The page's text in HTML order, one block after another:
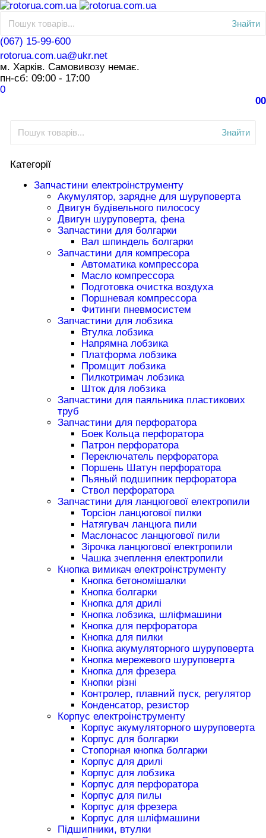
Знайти
(067) 15-99-600
rotorua.com.ua@ukr.net
м. Харків. Самовивозу немає.
пн-сб: 09:00 - 17:00
0
00
Знайти
Категорії
Запчастини електроінструменту
Акумулятор, зарядне для шуруповерта
Двигун будівельного пилососу
Двигун шуруповерта, фена
Запчастини для болгарки
Вал шпиндель болгарки
Запчастини для компресора
Автоматика компрессора
Масло компрессора
Подготовка очистка воздуха
Поршневая компрессора
Фитинги пневмосистем
Запчастини для лобзика
Втулка лобзика
Напрямна лобзика
Платформа лобзика
Промщит лобзика
Пилкотримач лобзика
Шток для лобзика
Запчастини для паяльника пластикових
труб
Запчастини для перфоратора
Боек Кольца перфоратора
Патрон перфоратора
Переключатель перфоратора
Поршень Шатун перфоратора
Пьяный подшипник перфоратора
Ствол перфоратора
Запчастини для ланцюгової електропили
Торсіон ланцюгової пилки
Натягувач ланцюга пили
Маслонасос ланцюгової пили
Зірочка ланцюгової електропили
Чашка зчеплення електропили
Кнопка вимикач електроінструменту
Кнопка бетономішалки
Кнопка болгарки
Кнопка для дрилі
Кнопка лобзика, шліфмашини
Кнопка для перфоратора
Кнопка для пилки
Кнопка акумуляторного шуруповерта
Кнопка мережевого шуруповерта
Кнопка для фрезера
Кнопки різні
Контролер, плавний пуск, регулятор
Конденсатор, резистор
Корпус електроінструменту
Корпус акумуляторного шуруповерта
Корпус для болгарки
Стопорная кнопка болгарки
Корпус для дрилі
Корпус для лобзика
Корпус для перфоратора
Корпус для пилы
Корпус для фрезера
Корпус для шліфмашини
Підшипники, втулки